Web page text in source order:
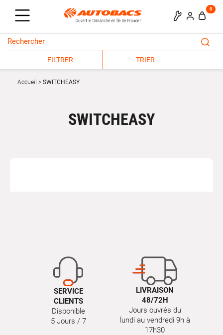
0
FILTRER TRIER
Accueil SWITCHEASY
SWITCHEASY
SERVICE
CLIENTS
Disponible
5 Jours / 7
LIVRAISON
48/72H
Jours ouvrés du
lundi au vendredi 9h à
17h30